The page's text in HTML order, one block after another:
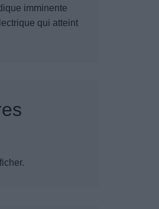
imminente
qui atteint